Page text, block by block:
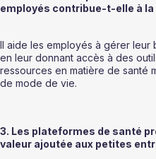
employés contribue-t-elle à la
Il aide les employés à gérer
en leur donnant accès à des
ressources en matière de santé
de mode de vie.
3. Les plateformes de santé
valeur ajoutée aux petites